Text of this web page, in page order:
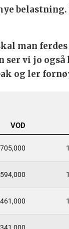
man ferdes
ser vi jo også
og ler